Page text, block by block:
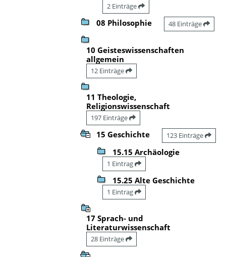
2 Einträge
08 Philosophie 48 Einträge
10 Geisteswissenschaften
allgemein
12 Einträge
11 Theologie,
Religionswissenschaft
197 Einträge
15 Geschichte 123 Einträge
15.15 Archäologie
1 Eintrag
15.25 Alte Geschichte
1 Eintrag
17 Sprach- und
Literaturwissenschaft
28 Einträge